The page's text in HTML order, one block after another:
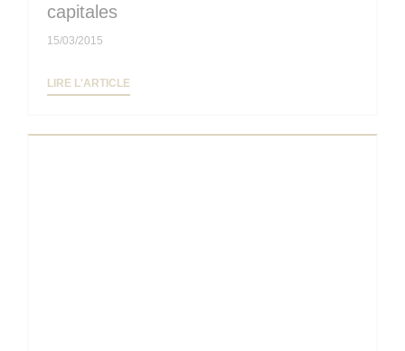
capitales
15/03/2015
LIRE L'ARTICLE